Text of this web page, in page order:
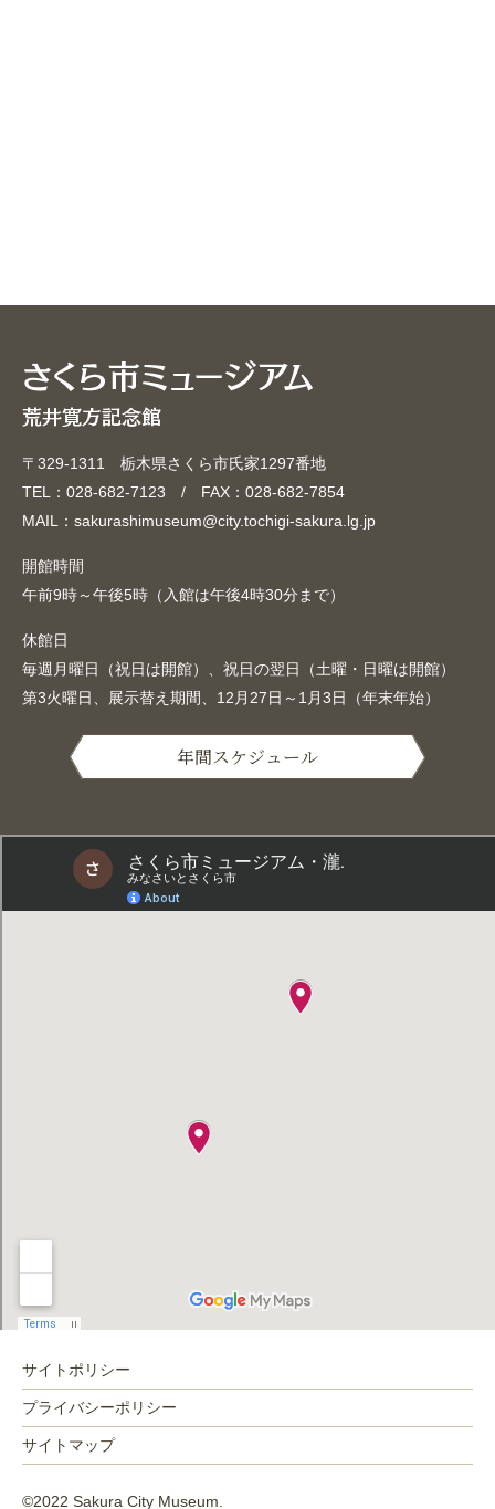
〒329-1311 栃木県さくら市氏家1297番地
TEL：028-682-7123 / FAX：028-682-7854
MAIL：sakurashimuseum@city.tochigi-sakura.lg.jp
開館時間
午前9時～午後5時（入館は午後4時30分まで）
休館日
毎週月曜日（祝日は開館）、祝日の翌日（土曜・日曜は開館）
第3火曜日、展示替え期間、12月27日～1月3日（年末年始）
年間スケジュール
サイトポリシー
プライバシーポリシー
サイトマップ
©2022 Sakura City Museum.